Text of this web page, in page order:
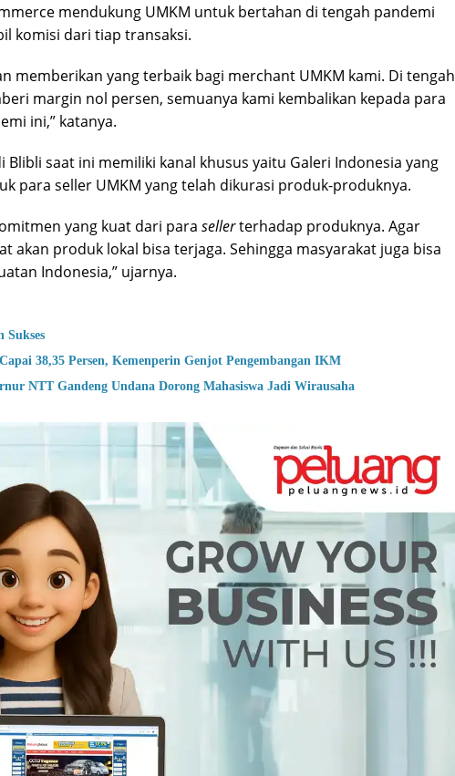
mendukung UMKM untuk bertahan di tengah pandemi
komisi dari tiap transaksi.
memberikan yang terbaik bagi merchant UMKM kami. Di tengah
margin nol persen, semuanya kami kembalikan kepada para
ini,” katanya.
Blibli saat ini memiliki kanal khusus yaitu Galeri Indonesia yang
para seller UMKM yang telah dikurasi produk-produknya.
yang kuat dari para sellerterhadap produknya. Agar
akan produk lokal bisa terjaga. Sehingga masyarakat juga bisa
Indonesia,” ujarnya.
Sukses
38,35 Persen, Kemenperin Genjot Pengembangan IKM
NTT Gandeng Undana Dorong Mahasiswa Jadi Wirausaha